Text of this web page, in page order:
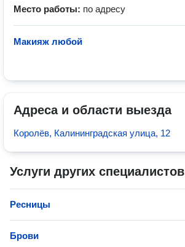
Место работы: по адресу
Макияж любой
Адреса и области выезда
Королёв, Калининградская улица, 12
Услуги других специалистов
Ресницы
Брови